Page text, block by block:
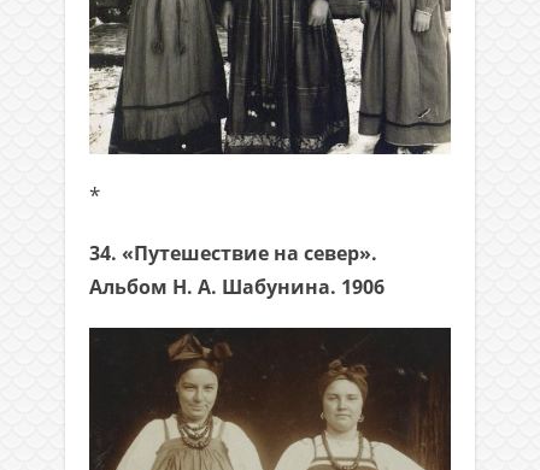
*
34. «Путешествие на север».
Альбом Н. А. Шабунина. 1906